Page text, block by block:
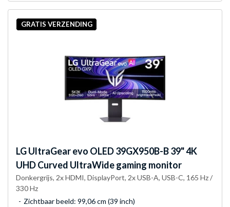
GRATIS VERZENDING
LGUltraGear evo OLED 39GX950B-B 39" 4K
UHD Curved UltraWide gaming monitor
Donkergrijs, 2x HDMI, DisplayPort, 2x USB-A, USB-C, 165 Hz /
330 Hz
Zichtbaar beeld: 99,06 cm (39 inch)